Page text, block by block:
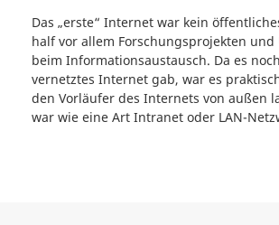
Das „erste“ Internet war kein
half vor allem Forschungsprojekten und
beim Informationsaustausch. Da es
vernetztes Internet gab, war es
den Vorläufer des Internets von außen
war wie eine Art Intranet oder LAN-